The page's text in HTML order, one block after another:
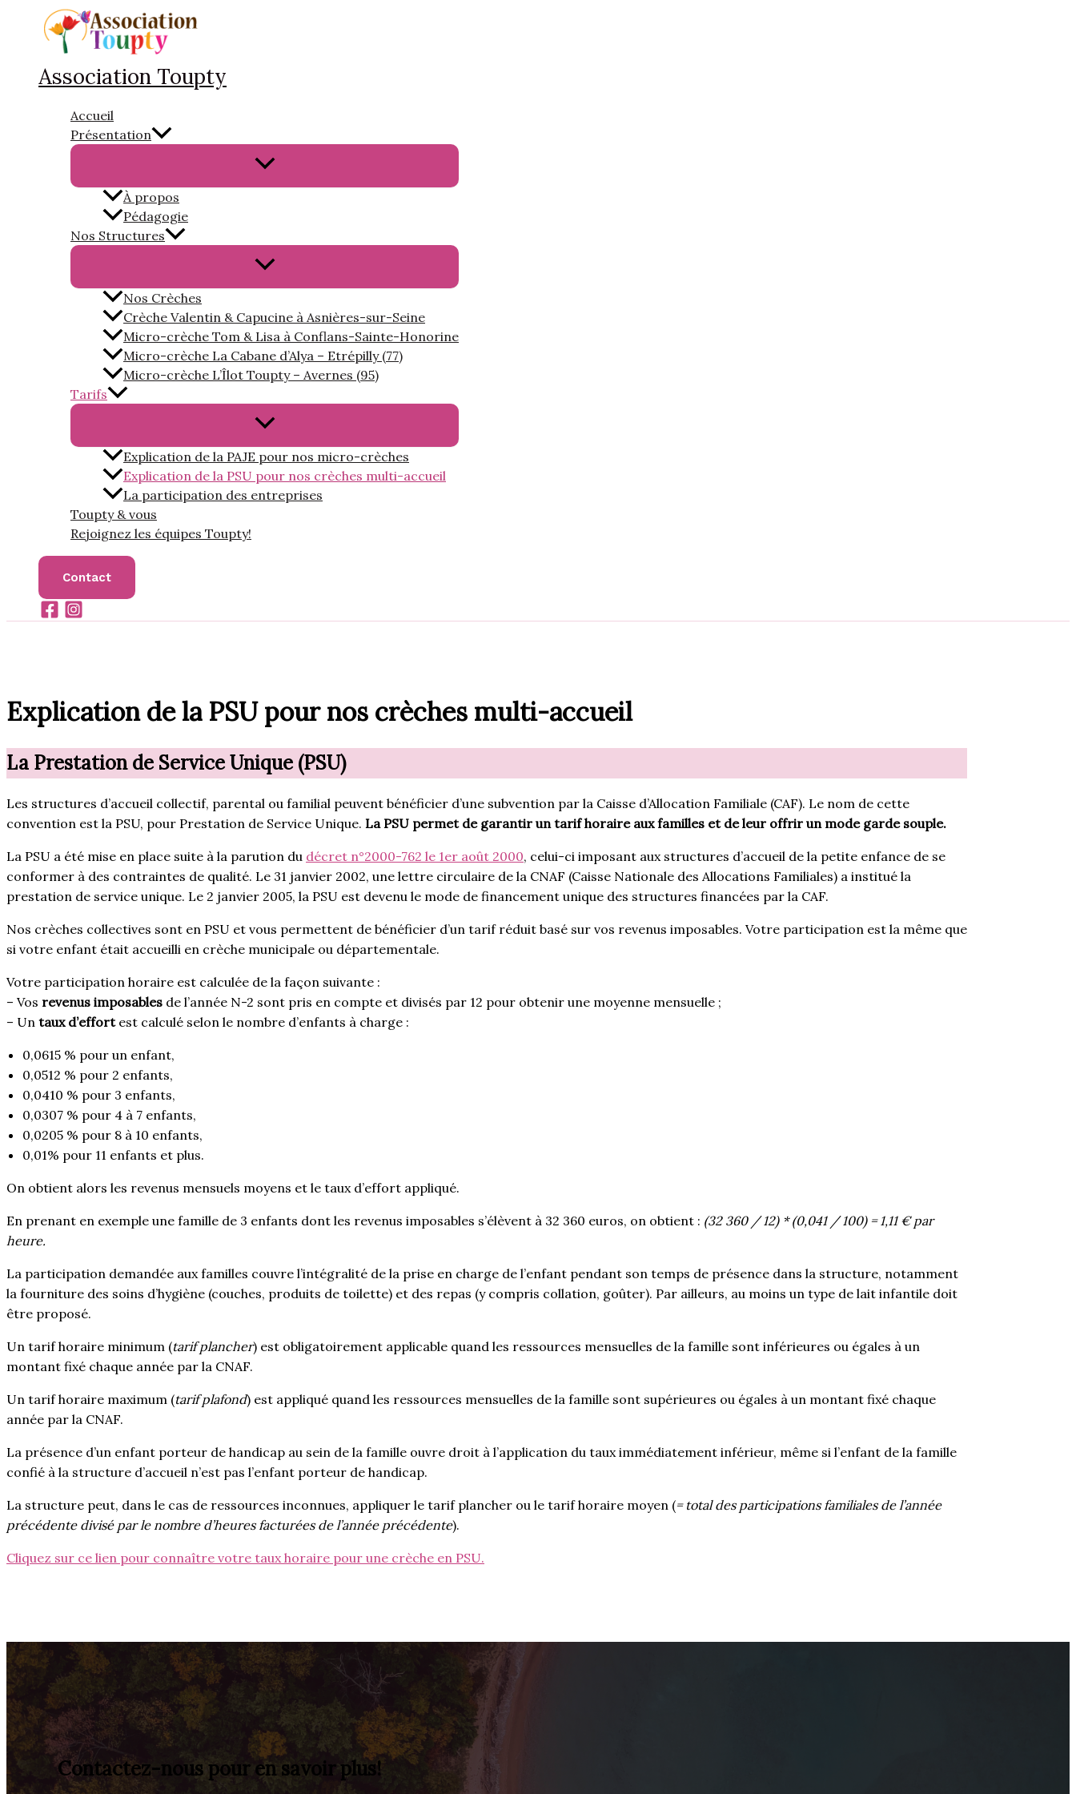
Association Toupty
Accueil
Présentation
Permutateur
À propos
Pédagogie
Nos Structures
Permutateur
Nos Crèches
Crèche Valentin & Capucine à Asnières-sur-Seine
Micro-crèche Tom & Lisa à Conflans-Sainte-Honorine
Micro-crèche La Cabane d’Alya – Etrépilly (77)
Micro-crèche L’Îlot Toupty – Avernes (95)
Tarifs
Permutateur
Menu
Explication de la PAJE pour nos micro-crèches
Explication de la PSU pour nos crèches multi-accueil
La participation des entreprises
Toupty & vous
Rejoignez les équipes Toupty!
Contact
Explication de la PSU pour nos crèches multi-accueil
La Prestation de Service Unique (PSU)
Les structures d’accueil collectif, parental ou familial peuvent bénéficier d’une subvention par la Caisse d’Allocation Familiale (CAF). Le nom de cette
convention est la PSU, pour Prestation de Service Unique. La PSU permet de garantir un tarif horaire aux familles et de leur offrir un mode garde souple.
La PSU a été mise en place suite à la parution du décret n°2000-762 le 1er août 2000, celui-ci imposant aux structures d’accueil de la petite enfance de se
conformer à des contraintes de qualité. Le 31 janvier 2002, une lettre circulaire de la CNAF (Caisse Nationale des Allocations Familiales) a institué la
prestation de service unique. Le 2 janvier 2005, la PSU est devenu le mode de financement unique des structures financées par la CAF.
Nos crèches collectives sont en PSU et vous permettent de bénéficier d’un tarif réduit basé sur vos revenus imposables. Votre participation est la même que
si votre enfant était accueilli en crèche municipale ou départementale.
Votre participation horaire est calculée de la façon suivante :
– Vos revenus imposables de l’année N-2 sont pris en compte et divisés par 12 pour obtenir une moyenne mensuelle ;
– Un taux d’effortest calculé selon le nombre d’enfants à charge :
0,0615 % pour un enfant,
0,0512 % pour 2 enfants,
0,0410 % pour 3 enfants,
0,0307 % pour 4 à 7 enfants,
0,0205 % pour 8 à 10 enfants,
0,01% pour 11 enfants et plus.
On obtient alors les revenus mensuels moyens et le taux d’effort appliqué.
En prenant en exemple une famille de 3 enfants dont les revenus imposables s’élèvent à 32 360 euros, on obtient : (32 360 / 12) * (0,041 / 100) = 1,11 € par
heure.
La participation demandée aux familles couvre l’intégralité de la prise en charge de l’enfant pendant son temps de présence dans la structure, notamment
la fourniture des soins d’hygiène (couches, produits de toilette) et des repas (y compris collation, goûter). Par ailleurs, au moins un type de lait infantile doit
être proposé.
Un tarif horaire minimum (tarif plancher) est obligatoirement applicable quand les ressources mensuelles de la famille sont inférieures ou égales à un
montant fixé chaque année par la CNAF.
Un tarif horaire maximum (tarif plafond) est appliqué quand les ressources mensuelles de la famille sont supérieures ou égales à un montant fixé chaque
année par la CNAF.
La présence d’un enfant porteur de handicap au sein de la famille ouvre droit à l’application du taux immédiatement inférieur, même si l’enfant de la famille
confié à la structure d’accueil n’est pas l’enfant porteur de handicap.
La structure peut, dans le cas de ressources inconnues, appliquer le tarif plancher ou le tarif horaire moyen (= total des participations familiales de l’année
précédente divisé par le nombre d’heures facturées de l’année précédente).
Cliquez sur ce lien pour connaître votre taux horaire pour une crèche en PSU.
Contactez-nous pour en savoir plus!